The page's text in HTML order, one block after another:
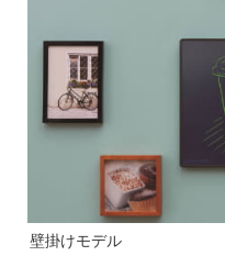
壁掛けモデル